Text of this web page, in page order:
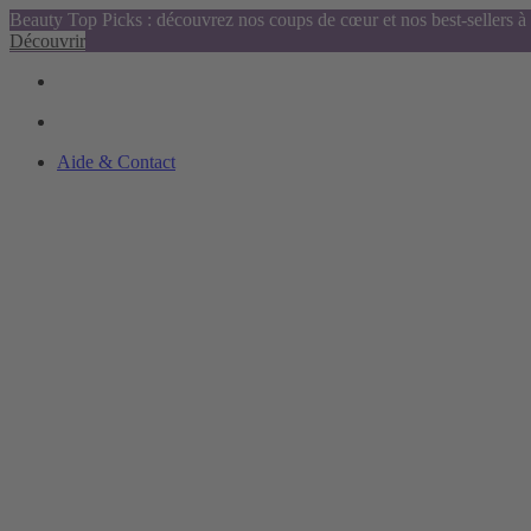
Beauty Top Picks : découvrez nos coups de cœur et nos best-sellers
Découvrir
Aide & Contact